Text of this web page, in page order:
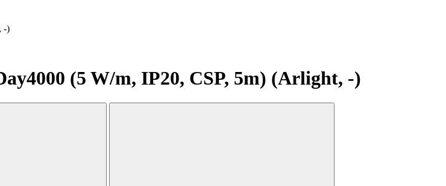
-)
(5 W/m, IP20, CSP, 5m) (Arlight, -)